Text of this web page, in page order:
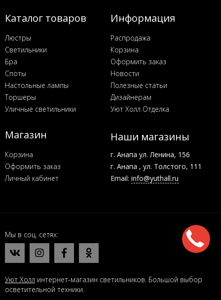
Каталог товаров
Люстры
Светильники
Бра
Споты
Настольные лампы
Торшеры
Уличные светильники
Информация
Распродажа
Корзина
Оформить заказ
Новости
Полезные статьи
Дизайнерам
Уют Холл Отделка
Магазин
Корзина
Оформить заказ
Личный кабинет
Наши магазины
г. Анапа ул. Ленина, 156
г. Анапа , ул. Толстого, 111
Email: info@yuthall.ru
Мы в соц. сетях
Уют Холл интернет-магазин светильников. Большой выбор
осветительной техники.